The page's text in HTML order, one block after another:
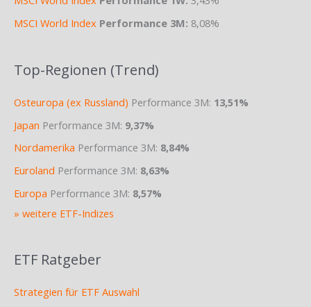
MSCI World Index Performance 3M: 8,08%
Top-Regionen (Trend)
Osteuropa (ex Russland) Performance 3M: 13,51%
Japan Performance 3M: 9,37%
Nordamerika Performance 3M: 8,84%
Euroland Performance 3M: 8,63%
Europa Performance 3M: 8,57%
» weitere ETF-Indizes
ETF Ratgeber
Strategien für ETF Auswahl